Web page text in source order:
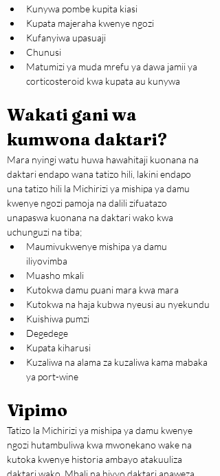
Kunywa pombe kupita kiasi
Kupata majeraha kwenye ngozi
Kufanyiwa upasuaji
Chunusi
Matumizi ya muda mrefu ya dawa jamii ya
corticosteroid kwa kupata au kunywa
Wakati gani wa
kumwona daktari?
Mara nyingi watu huwa hawahitaji kuonana na
daktari endapo wana tatizo hili, lakini endapo
una tatizo hili la Michirizi ya mishipa ya damu
kwenye ngozi pamoja na dalili zifuatazo
unapaswa kuonana na daktari wako kwa
uchunguzi na tiba;
Maumivukwenye mishipa ya damu
iliyovimba
Muasho mkali
Kutokwa damu puani mara kwa mara
Kutokwa na haja kubwa nyeusi au nyekundu
Kuishiwa pumzi
Degedege
Kupata kiharusi
Kuzaliwa na alama za kuzaliwa kama mabaka
ya port-wine
Vipimo
Tatizo la Michirizi ya mishipa ya damu kwenye
ngozi hutambuliwa kwa mwonekano wake na
kutoka kwenye historia ambayo atakuuliza